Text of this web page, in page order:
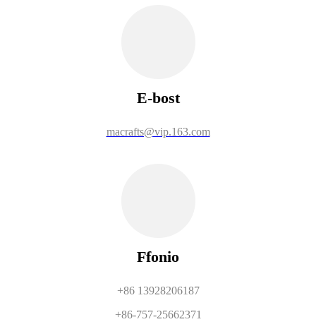
E-bost
macrafts@vip.163.com
Ffonio
+86 13928206187
+86-757-25662371